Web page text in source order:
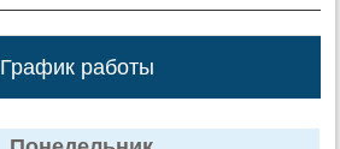
График работы